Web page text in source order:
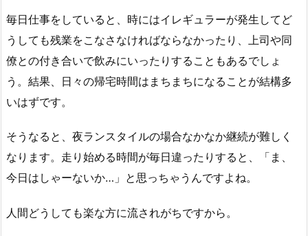
毎日仕事をしていると、時にはイレギュラーが発生してど
うしても残業をこなさなければならなかったり、上司や同
僚との付き合いで飲みにいったりすることもあるでしょ
う。結果、日々の帰宅時間はまちまちになることが結構多
いはずです。
そうなると、夜ランスタイルの場合なかなか継続が難しく
なります。走り始める時間が毎日違ったりすると、「ま、
今日はしゃーないか…」と思っちゃうんですよね。
人間どうしても楽な方に流されがちですから。